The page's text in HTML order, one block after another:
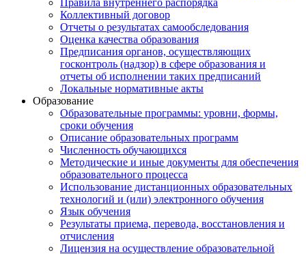
Коллективный договор
Отчеты о результатах самообследования
Оценка качества образования
Предписания органов, осуществляющих
госконтроль (надзор) в сфере образования и
отчеты об исполнении таких предписаний
Локальные нормативные акты
Образование
Образовательные программы: уровни, формы,
сроки обучения
Описание образовательных программ
Численность обучающихся
Методические и иные документы для обеспечения
образовательного процесса
Использование дистанционных образовательных
технологий и (или) электронного обучения
Язык обучения
Результаты приема, перевода, восстановления и
отчисления
Лицензия на осуществление образовательной